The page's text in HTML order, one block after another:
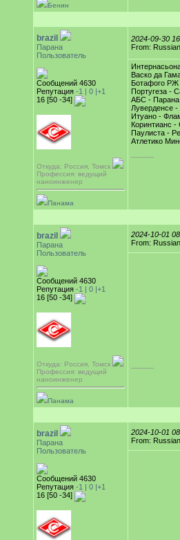
Бенин
brazil
Парана
Пользователь
Сообщений 4630
Репутация -1 | 0 |+1
16 [50 -34]
Откуда: Россия, Томск
Профессия: ведущий
наноинженер
Панама
2024-09-30
From:
Васко да
Ботафого РЖ
Португеза -
АБС - Парана
Луверденсе
Итуано -
Коринтианс -
Паулиста -
Атлетико
-----------
brazil
Парана
Пользователь
Сообщений 4630
Репутация -1 | 0 |+1
16 [50 -34]
Откуда: Россия, Томск
Профессия: ведущий
наноинженер
Панама
2024-10-01
From:
-----------
brazil
Парана
Пользователь
Сообщений 4630
Репутация -1 | 0 |+1
16 [50 -34]
2024-10-01
From: